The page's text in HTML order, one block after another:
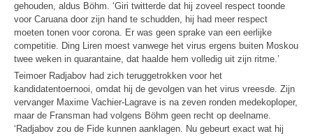
gehouden, aldus Böhm. ‘Giri twitterde dat hij zoveel respect toonde
voor Caruana door zijn hand te schudden, hij had meer respect
moeten tonen voor corona. Er was geen sprake van een eerlijke
competitie. Ding Liren moest vanwege het virus ergens buiten Moskou
twee weken in quarantaine, dat haalde hem volledig uit zijn ritme.’
Teimoer Radjabov had zich teruggetrokken voor het
kandidatentoernooi, omdat hij de gevolgen van het virus vreesde. Zijn
vervanger Maxime Vachier-Lagrave is na zeven ronden medekoploper,
maar de Fransman had volgens Böhm geen recht op deelname.
‘Radjabov zou de Fide kunnen aanklagen. Nu gebeurt exact wat hij